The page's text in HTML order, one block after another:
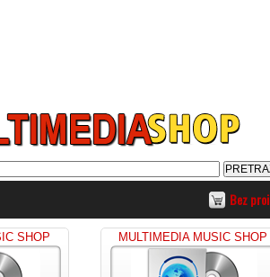
Bez
SHOP MULTIMEDIA MUSIC SHOP